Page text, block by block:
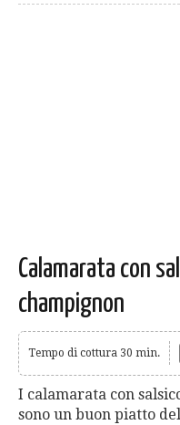
Calamarata con
champignon
Tempo di cottura 30 min.
I calamarata con
sono un buon piatto